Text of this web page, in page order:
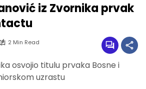
iz Zvornika prvak
2 Min Read
osvojio titulu prvaka Bosne i
uzrastu